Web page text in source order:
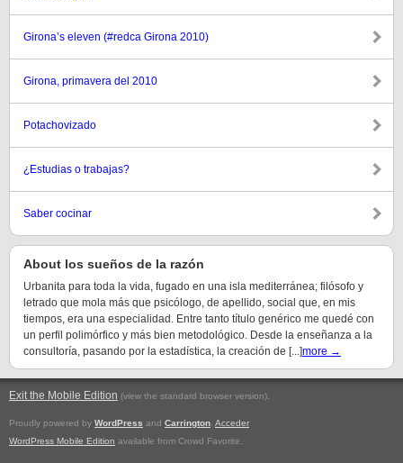
Girona’s eleven (#redca Girona 2010)
Girona, primavera del 2010
Potachovizado
¿Estudias o trabajas?
Saber cocinar
About los sueños de la razón
Urbanita para toda la vida, fugado en una isla mediterránea; filósofo y
letrado que mola más que psicólogo, de apellido, social que, en mis
tiempos, era una especialidad. Entre tanto título genérico me quedé con
un perfil polimórfico y más bien metodológico. Desde la enseñanza a la
consultoría, pasando por la estadística, la creación de [...]more →
Exit the Mobile Edition (view the standard browser version).
Proudly powered by WordPress and Carrington Acceder
WordPress Mobile Edition available from Crowd Favorite.